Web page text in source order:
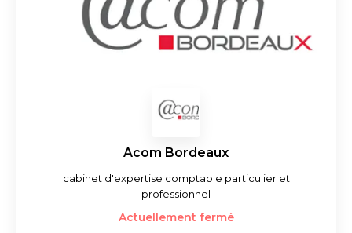
Acom Bordeaux
cabinet d'expertise comptable particulier et
professionnel
Actuellement fermé